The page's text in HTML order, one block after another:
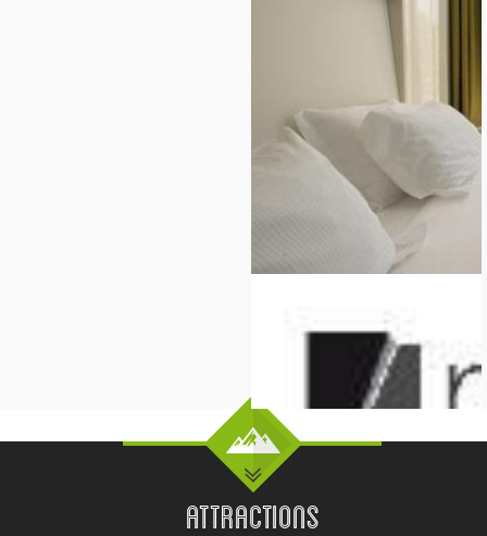
ATTRACTIONS